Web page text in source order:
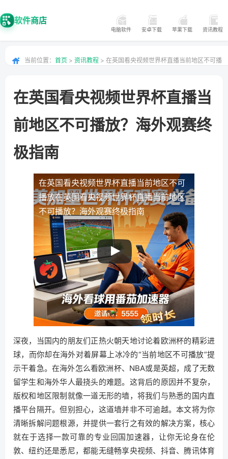
软件商店
电脑软件 安卓下载 苹果下载 资讯教程
当前位置： 首页 > 资讯教程 > 在英国看央视频世界杯直播当前地区不可播
在英国看央视频世界杯直播当
前地区不可播放？海外观赛终
极指南
在英国看央视频世界杯直播当前地区不可
播放在英国看央视频世界杯直播当前地区
不可播放？海外观赛终极指南
深夜，当国内的朋友们正热火朝天地讨论着欧洲杯的精彩进
球，而你却在海外对着屏幕上冰冷的“当前地区不可播放”提
示干着急。在海外怎么看欧洲杯、NBA或是英超，成了无数
留学生和海外华人最挠头的难题。这背后的原因并不复杂，
版权和地区限制就像一道无形的墙，将我们与熟悉的国内直
播平台隔开。但别担心，这道墙并非不可逾越。本文将为你
清晰拆解问题根源，并提供一套行之有效的解决方案，核心
就在于选择一款可靠的专业回国加速器，让你无论身在伦
敦、纽约还是悉尼，都能无缝畅享央视频、抖音、腾讯体育